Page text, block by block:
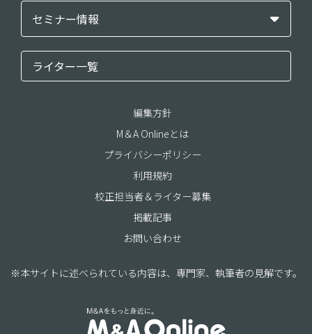
セミナー情報
ライター一覧
編集方針
M＆A Onlineとは
プライバシーポリシー
利用規約
校正担当者＆ライター募集
掲載記事
お問い合わせ
※本サイトに述べられている内容は、専門家、執筆者の見解です。